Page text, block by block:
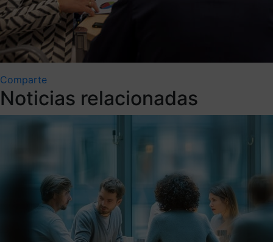
Comparte
Noticias relacionadas